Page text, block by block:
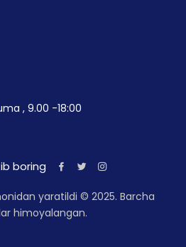
, 9.00 -18:00
boring
yaratildi © 2025. Barcha
himoyalangan.